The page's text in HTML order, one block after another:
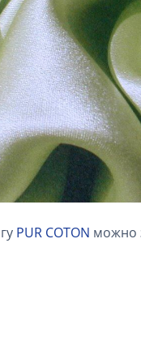
PUR COTON можно